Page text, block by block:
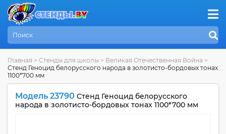
Главная > Стенды для школы > Великая Отечественная Война >
Стенд Геноцид белорусского народа в золотисто-бордовых тонах
1100*700 мм
Модель 23790 Стенд Геноцид белорусского
народа в золотисто-бордовых тонах 1100*700 мм